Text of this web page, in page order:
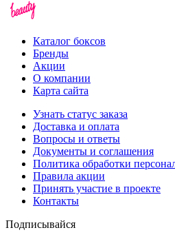
Каталог боксов
Бренды
Акции
О компании
Карта сайта
Узнать статус заказа
Доставка и оплата
Вопросы и ответы
Документы и соглашения
Политика обработки
Правила акции
Принять участие в проекте
Контакты
Подписывайся